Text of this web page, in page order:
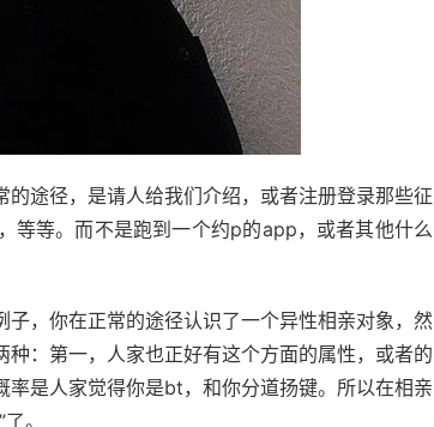
途径，是请人给我们介绍，或者注册登录那些征
等等。而不是跑到一个约p的app，或者其他什么
，你在正常的途径认识了一个异性相亲对象，然
：第一，人家也正好有这个方面的属性，或者的
是人家觉得你是bt，和你分道扬键。所以在相亲
。